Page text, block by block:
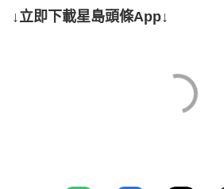
↓立即下載星島頭條App↓